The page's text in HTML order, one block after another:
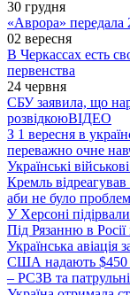
30 грудня
«Аврора»
02 вересня
В Черкассах есть
первенства
24 червня
СБУ заявила, що
розвідкоюВІДЕО
З 1 вересня в
переважно очне
Українські
Кремль
аби не було
У Херсоні
Під Рязанню в Росії
Українська авіація
США надають $450
– РСЗВ та